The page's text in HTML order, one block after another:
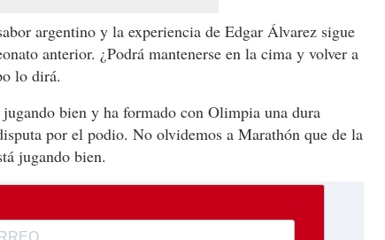
argentino y la experiencia de Edgar Álvarez sigue
anterior. ¿Podrá mantenerse en la cima y volver a
lo dirá.
bien y ha formado con Olimpia una dura
por el podio. No olvidemos a Marathón que de la
jugando bien.